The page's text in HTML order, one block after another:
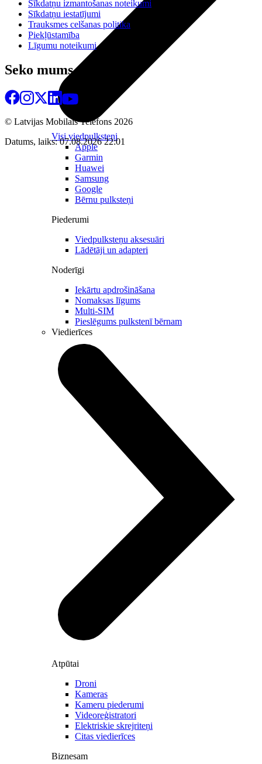
Visi viedpulksteņi
Apple
Garmin
Huawei
Samsung
Google
Bērnu pulksteņi
Piederumi
Viedpulksteņu aksesuāri
Lādētāji un adapteri
Noderīgi
Iekārtu apdrošināšana
Nomaksas līgums
Multi-SIM
Pieslēgums pulkstenī bērnam
Viedierīces
Atpūtai
Droni
Kameras
Kameru piederumi
Videoreģistratori
Elektriskie skrejriteņi
Citas viedierīces
Biznesam
Sīkdatņu izmantošanas noteikumi
Sīkdatņu iestatījumi
Trauksmes celšanas politika
Piekļūstamība
Līgumu noteikumi
Seko mums
© Latvijas Mobilais Telefons 2026
Datums, laiks: 07.08.2026 22:01